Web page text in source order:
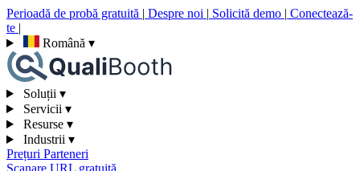
Perioadă de probă gratuită | Despre noi | Solicită demo | Conectează-
te |
Română ▾
Soluții ▾
Servicii ▾
Resurse ▾
Industrii ▾
Prețuri Parteneri
Scanare URL gratuită